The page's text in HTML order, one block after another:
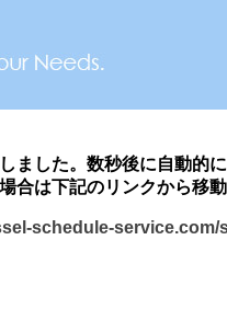
ました。数秒後に自動的
合は下記のリンクから移動
schedule-